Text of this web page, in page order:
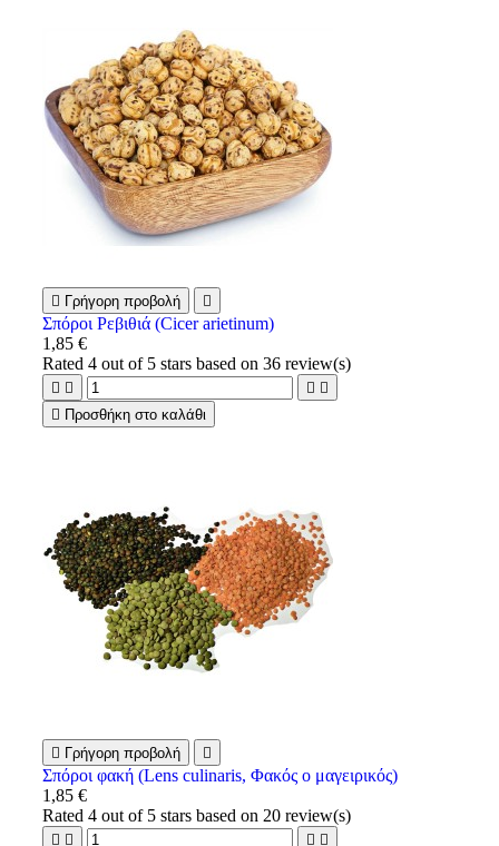
 Γρήγορη προβολή 
Σπόροι Ρεβιθιά (Cicer arietinum)
1,85 €
Rated4 out of 5 stars based on36 review(s)
   
 Προσθήκη στο καλάθι
 Γρήγορη προβολή 
Σπόροι φακή (Lens culinaris, Φακός ο μαγειρικός)
1,85 €
Rated4 out of 5 stars based on 20 review(s)
   